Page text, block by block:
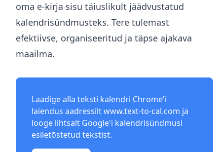
oma e-kirja sisu täiuslikult jäädvustatud
kalendrisündmusteks. Tere tulemast
efektiivse, organiseeritud ja täpse ajakava
maailma.
Laadige alla teksti kalendri Chrome'i
laiendus aadressiltwww.text-to-cal.com ja
looge lihtsalt Google'i kalendrisündmusi
esiletõstetud tekstist.